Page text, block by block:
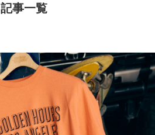
記事一覧